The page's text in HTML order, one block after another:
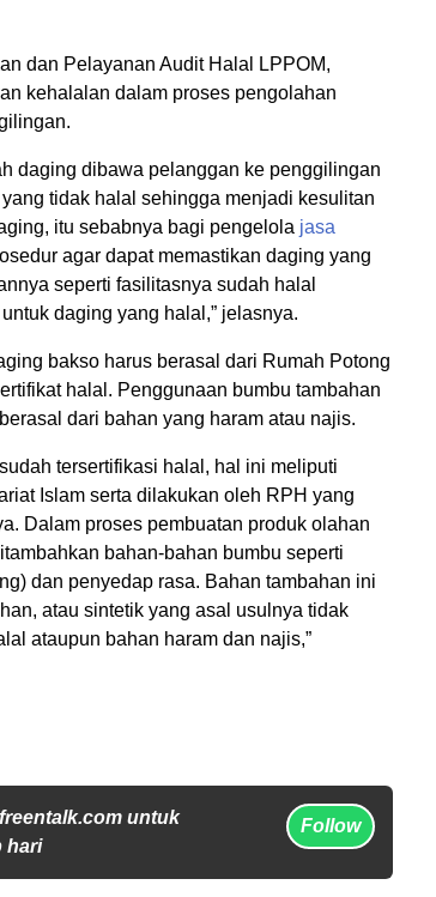
dan Pelayanan Audit Halal LPPOM,
kehalalan dalam proses pengolahan
daging dibawa pelanggan ke penggilingan
tidak halal sehingga menjadi kesulitan
itu sebabnya bagi pengelola jasa
agar dapat memastikan daging yang
seperti fasilitasnya sudah halal
daging yang halal,” jelasnya.
bakso harus berasal dari Rumah Potong
halal. Penggunaan bumbu tambahan
dari bahan yang haram atau najis.
tersertifikasi halal, hal ini meliputi
Islam serta dilakukan oleh RPH yang
Dalam proses pembuatan produk olahan
bahan-bahan bumbu seperti
dan penyedap rasa. Bahan tambahan ini
atau sintetik yang asal usulnya tidak
ataupun bahan haram dan najis,”
untuk
hari
Follow